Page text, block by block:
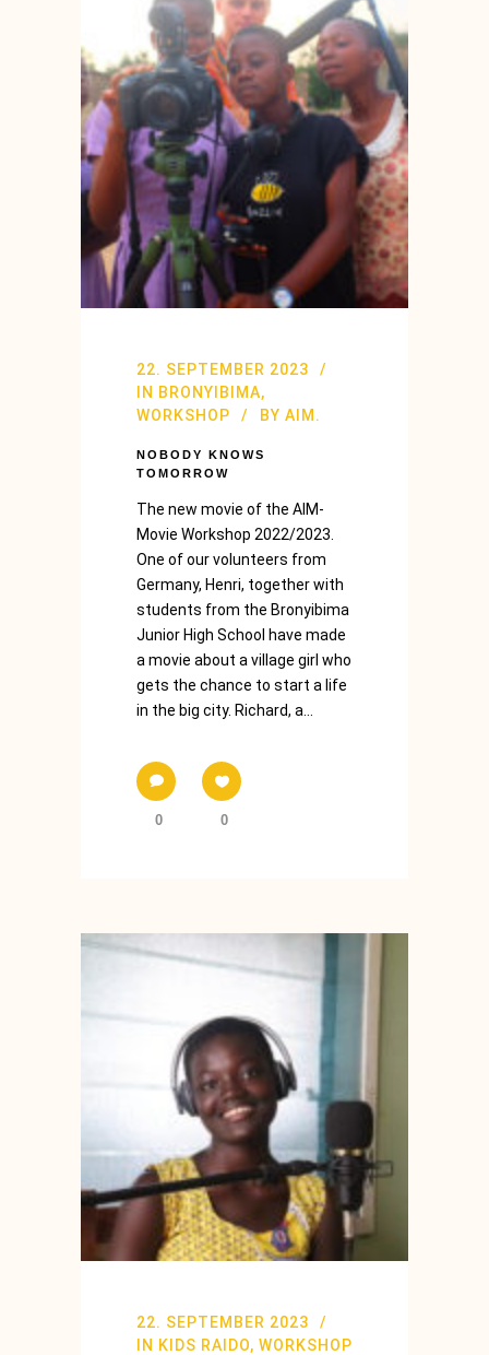
22. SEPTEMBER 2023
IN BRONYIBIMA,
WORKSHOP
BY AIM.
NOBODY KNOWS
TOMORROW
The new movie of the AIM-
Movie Workshop 2022/2023.
One of our volunteers from
Germany, Henri, together with
students from the Bronyibima
Junior High School have made
a movie about a village girl who
gets the chance to start a life
in the big city. Richard, a...
0 0
22. SEPTEMBER 2023
IN KIDS RAIDO, WORKSHOP